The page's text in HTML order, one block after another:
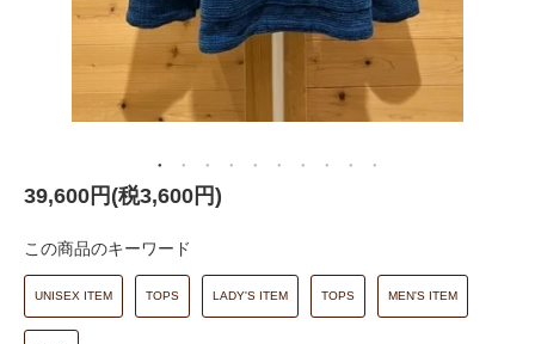
39,600円(税3,600円)
この商品のキーワード
UNISEX ITEM TOPS LADY'S ITEM TOPS MEN'S ITEM